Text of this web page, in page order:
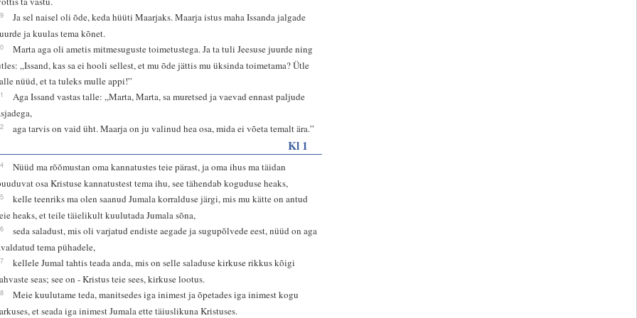
Ja sel naisel oli õde, keda hüüti Maarjaks. Maarja istus maha Issanda jalgade
ja kuulas tema kõnet.
Marta aga oli ametis mitmesuguste toimetustega. Ja ta tuli Jeesuse juurde ning
„Issand, kas sa ei hooli sellest, et mu õde jättis mu üksinda toimetama? Ütle
nüüd, et ta tuleks mulle appi!”
Aga Issand vastas talle: „Marta, Marta, sa muretsed ja vaevad ennast paljude
aga tarvis on vaid üht. Maarja on ju valinud hea osa, mida ei võeta temalt ära.”
Kl 1
Nüüd ma rõõmustan oma kannatustes teie pärast, ja oma ihus ma täidan
osa Kristuse kannatustest tema ihu, see tähendab koguduse heaks,
kelle teenriks ma olen saanud Jumala korralduse järgi, mis mu kätte on antud
heaks, et teile täielikult kuulutada Jumala sõna,
seda saladust, mis oli varjatud endiste aegade ja sugupõlvede eest, nüüd on aga
tema pühadele,
kellele Jumal tahtis teada anda, mis on selle saladuse kirkuse rikkus kõigi
seas; see on - Kristus teie sees, kirkuse lootus.
Meie kuulutame teda, manitsedes iga inimest ja õpetades iga inimest kogu
et seada iga inimest Jumala ette täiuslikuna Kristuses.